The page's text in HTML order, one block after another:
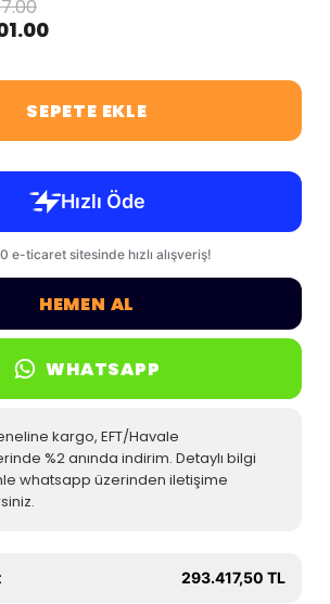
SEPETE EKLE
HEMEN AL
WHATSAPP
kargo, EFT/Havale
%2 anında indirim. Detaylı bilgi
whatsapp üzerinden iletişime
293.417,50 TL